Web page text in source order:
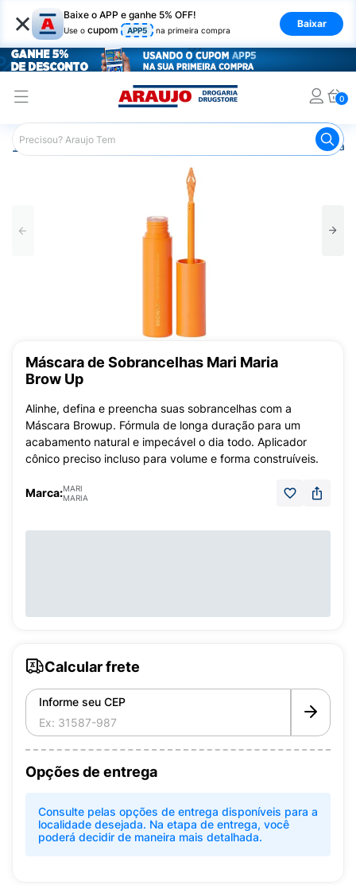
× Baixe o APP e ganhe 5% OFF!
Use o cupom APP5 na primeira compra
Baixar
0
Araujo Maquiagem Máscara
Máscara de Sobrancelhas Mari Maria
Brow Up
Alinhe, defina e preencha suas sobrancelhas com a
Máscara Browup. Fórmula de longa duração para um
acabamento natural e impecável o dia todo. Aplicador
cônico preciso incluso para volume e forma construíveis.
Marca:MARI
MARIA
Calcular frete
Informe seu CEP
Opções de entrega
Consulte pelas opções de entrega disponíveis para a
localidade desejada. Na etapa de entrega, você
poderá decidir de maneira mais detalhada.